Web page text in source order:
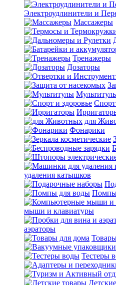
Электроудлинители и
Массажеры
Тренажеры
Дозаторы
Спорт
для
Фонарики
удаления катышков
мыши и клавиатуры
аэраторы
Тестеры